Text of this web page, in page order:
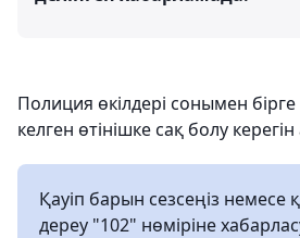
Полиция өкілдері сонымен
келген өтінішке сақ болу
Қауіп барын сезсеңіз немесе
дереу "102" нөміріне